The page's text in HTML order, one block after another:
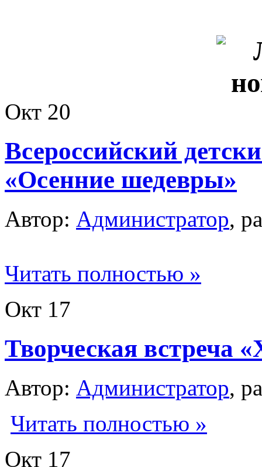
Окт 20
Всероссийский
«Осенние шедевры»
Автор: Администратор,
Читать полностью »
Окт 17
Творческая встреча
Автор: Администратор,
Читать полностью »
Окт 17